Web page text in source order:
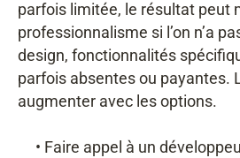
parfois limitée, le résultat peut
professionnalisme si l’on n’a
design, fonctionnalités
parfois absentes ou payantes.
augmenter avec les options.
• Faire appel à un